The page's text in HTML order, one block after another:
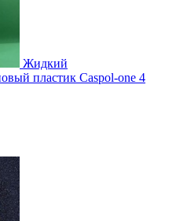
Жидкий
пластик Caspol-one 4